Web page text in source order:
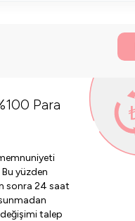
Para
yüzden
sonra 24 saat
talep